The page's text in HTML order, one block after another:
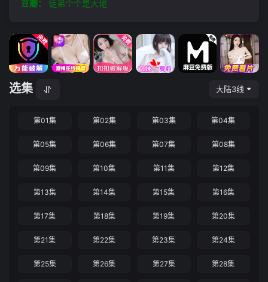
豆瓣：
徒弟个个是大佬
选集 大陆3线
第01集 第02集 第03集 第04集
第05集 第06集 第07集 第08集
第09集 第10集 第11集 第12集
第13集 第14集 第15集 第16集
第17集 第18集 第19集 第20集
第21集 第22集 第23集 第24集
第25集 第26集 第27集 第28集